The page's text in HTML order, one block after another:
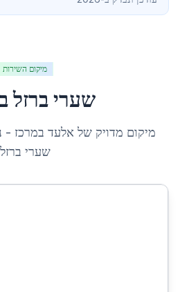
מיקום השירות
שערי ברזל
מיקום מדויק של אלעד במרכז -
שערי ברזל